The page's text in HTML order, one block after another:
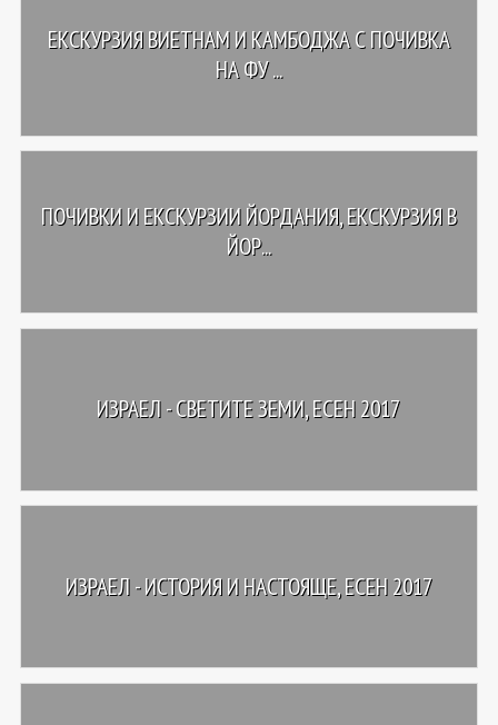
ЕКСКУРЗИЯ ВИЕТНАМ И КАМБОДЖА С ПОЧИВКА
НА ФУ ...
ПОЧИВКИ И ЕКСКУРЗИИ ЙОРДАНИЯ, ЕКСКУРЗИЯ В
ЙОР...
ИЗРАЕЛ - СВЕТИТЕ ЗЕМИ, ЕСЕН 2017
ИЗРАЕЛ - ИСТОРИЯ И НАСТОЯЩЕ, ЕСЕН 2017